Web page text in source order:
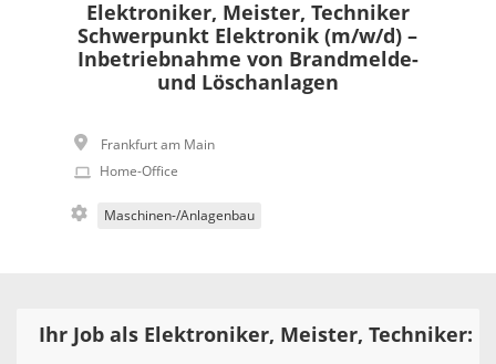
Elektroniker, Meister, Techniker
Schwerpunkt Elektronik (m/w/d) –
Inbetriebnahme von Brandmelde-
und Löschanlagen
Frankfurt am Main
Home-Office
Maschinen-/Anlagenbau
Ihr Job als Elektroniker, Meister, Techniker: